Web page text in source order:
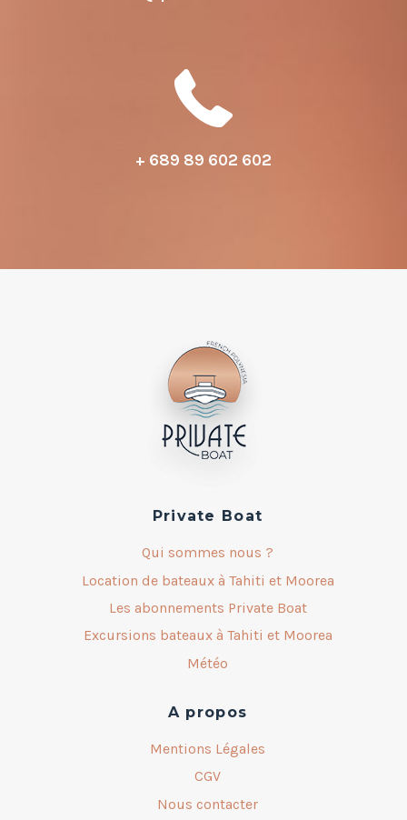
+ 689 89 602 602
Private Boat
Qui sommes nous ?
Location de bateaux à Tahiti et Moorea
Les abonnements Private Boat
Excursions bateaux à Tahiti et Moorea
Météo
A propos
Mentions Légales
CGV
Nous contacter